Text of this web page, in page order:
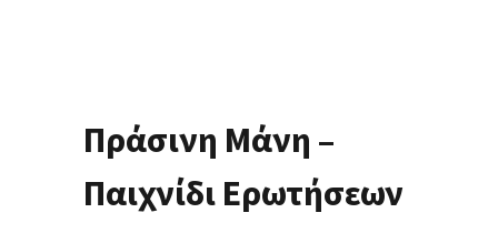
Πράσινη Μάνη –
Παιχνίδι Ερωτήσεων